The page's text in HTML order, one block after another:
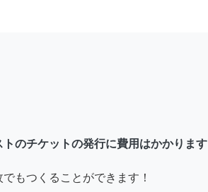
のチケットの発行に費用はかかります
もつくることができます！